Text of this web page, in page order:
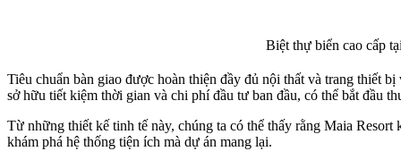
Biệt thự biển cao cấp
Tiêu chuẩn bàn giao được hoàn thiện đầy đủ nội thất và trang thiết
sở hữu tiết kiệm thời gian và chi phí đầu tư ban đầu, có thể bắt đầu
Từ những thiết kế tinh tế này, chúng ta có thể thấy rằng Maia
khám phá hệ thống tiện ích mà dự án mang lại.